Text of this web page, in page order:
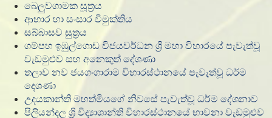
බෙලුවගාමක සූත්‍රය
ආහාර හා සංසාර විමුක්තිය
සබ්බාසව සුත්‍රය
ගම්පහ ඉඹුල්ගොඩ විජයවර්ධන ශ්‍රි මහා විහාරයේ පැවැත්වූ
වැඩමුළුව සහ අනෙකුත් දේශණා
තලාව නව ජයගංගාරාම විහාරස්ථානයේ පැවැත්වූ ධර්ම
දෙශණා
උදයකාන්ති මහත්මියගේ නිවසේ පැවැත්වූ ධර්ම දේශනාව
පිලියන්දල ශ්‍රි විද්‍යාශාන්ති විහාරස්ථානයේ භාවනා වැඩමුළුව​